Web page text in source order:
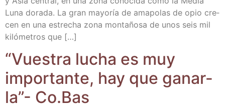
Luna dora­da. La gran mayo­ría de ama­po­las de opio cre­
cen en una estre­cha zona mon­ta­ño­sa de unos seis mil
kiló­me­tros que […]
“Vues­tra lucha es muy
impor­tan­te, hay que ganar­
la”- Co.Bas